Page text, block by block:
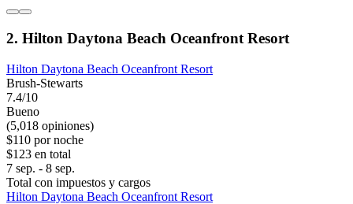
2. Hilton Daytona Beach Oceanfront Resort
Hilton Daytona Beach Oceanfront Resort
Brush-Stewarts
7.4/10
Bueno
(5,018 opiniones)
$110 por noche
$123 en total
7 sep. - 8 sep.
Total con impuestos y cargos
Hilton Daytona Beach Oceanfront Resort